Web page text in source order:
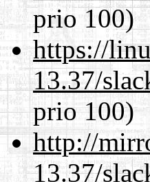
prio 100)
https://
13.37/
prio 100)
http://
13.37/